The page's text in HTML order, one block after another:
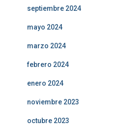
septiembre 2024
mayo 2024
marzo 2024
febrero 2024
enero 2024
noviembre 2023
octubre 2023